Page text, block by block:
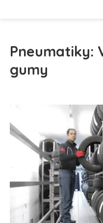
Pneumatiky:
gumy